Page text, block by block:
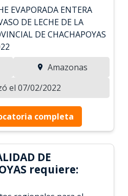
EVAPORADA ENTERA
DE LECHE DE LA
DE CHACHAPOYAS
Amazonas
el 07/02/2022
completa
DE
requiere: